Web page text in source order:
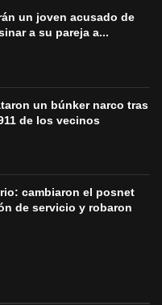
un joven acusado de
a su pareja a...
un búnker narco tras
de los vecinos
cambiaron el posnet
de servicio y robaron